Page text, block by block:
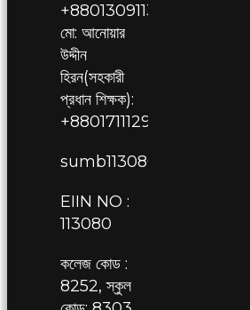
+8801309113080,
মো: আনোয়ার
উদ্দীন
হিরন(সহকারী
প্রধান শিক্ষক):
+8801711129709
sumb113080@gmail.com
EIIN NO :
113080
কলেজ কোড :
8252, স্কুল